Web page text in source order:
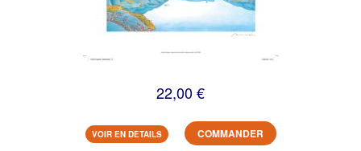
22,00 €
VOIR EN DETAILS COMMANDER